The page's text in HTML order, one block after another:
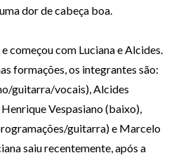
dor de cabeça boa.
começou com Luciana e Alcides.
formações, os integrantes são:
guitarra/vocais), Alcides
Vespasiano (baixo),
guitarra) e Marcelo
saiu recentemente, após a